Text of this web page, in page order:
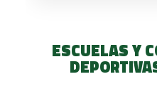
ESCUELAS Y